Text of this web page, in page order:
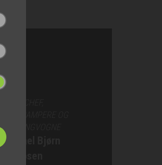
CAMPINGVOGNE
Michael Bjørn